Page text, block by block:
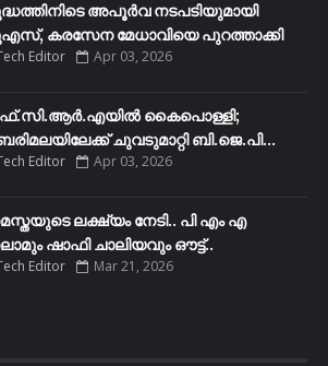
അപൂർവ നടപടിയുമായി
കരസേന മേധാവിയെ പുറത്താക്കി
Editor Apr 03, 2026
കൈപൊള്ളി;
ചുവടുമാറ്റി ബി.ജെ.പി...
Editor Apr 03, 2026
ലക്ഷ്യം നേടി.. പി എം എ
ഷാഫി ചാലിയവും ഔട്ട്..
Editor Mar 21, 2026